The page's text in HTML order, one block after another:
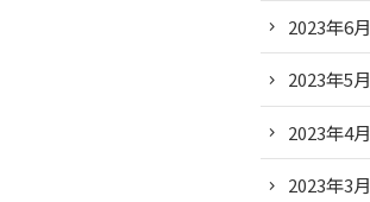
2023年6月
2023年5月
2023年4月
2023年3月